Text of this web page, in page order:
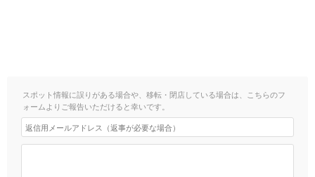
スポット情報に誤りがある場合や、移転・閉店している場合は、こちらのフ
ォームよりご報告いただけると幸いです。